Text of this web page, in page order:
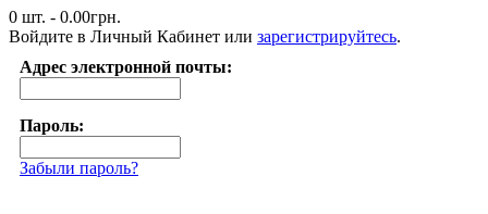
0 шт. - 0.00грн.
Войдите в Личный Кабинет или зарегистрируйтесь.
Адрес электронной почты:
Пароль:
Забыли пароль?